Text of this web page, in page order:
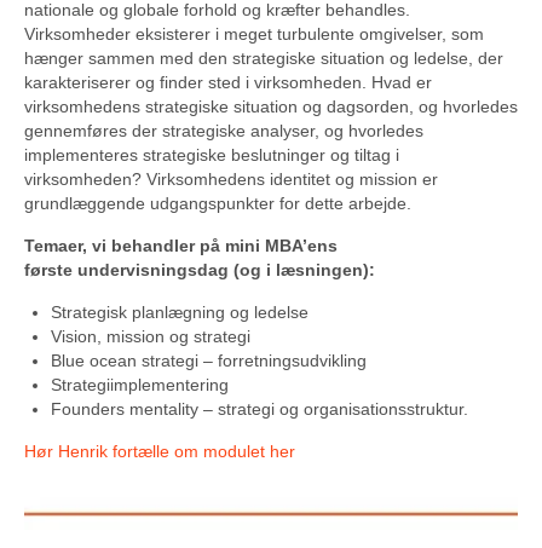
nationale og globale forhold og kræfter behandles.
Virksomheder eksisterer i meget turbulente omgivelser, som
hænger sammen med den strategiske situation og ledelse, der
karakteriserer og finder sted i virksomheden. Hvad er
virksomhedens strategiske situation og dagsorden, og hvorledes
gennemføres der strategiske analyser, og hvorledes
implementeres strategiske beslutninger og tiltag i
virksomheden? Virksomhedens identitet og mission er
grundlæggende udgangspunkter for dette arbejde.
Temaer, vi behandler på mini MBA’ens
første undervisningsdag (og i læsningen):
Strategisk planlægning og ledelse
Vision, mission og strategi
Blue ocean strategi – forretningsudvikling
Strategiimplementering
Founders mentality – strategi og organisationsstruktur.
Hør Henrik fortælle om modulet her